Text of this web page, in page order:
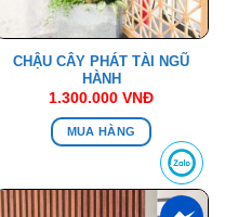
CHẬU CÂY PHÁT TÀI NGŨ
HÀNH
1.300.000 VNĐ
MUA HÀNG